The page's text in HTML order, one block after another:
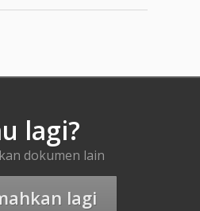
lagi?
dokumen lain
lagi